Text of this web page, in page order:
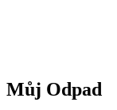
Můj Odpad